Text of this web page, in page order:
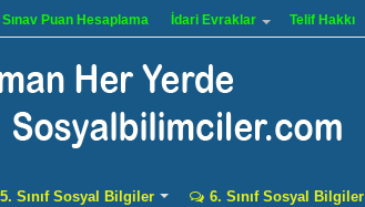
Sınav Puan Hesaplama İdari Evraklar Telif Hakkı
5. Sınıf Sosyal Bilgiler 6. Sınıf Sosyal Bilgiler